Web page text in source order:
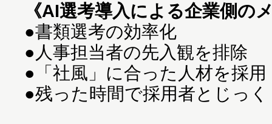
《AI選考導入による企業側の
●書類選考の効率化
●人事担当者の先入観を排除
●「社風」に合った人材を採用
●残った時間で採用者とじっ